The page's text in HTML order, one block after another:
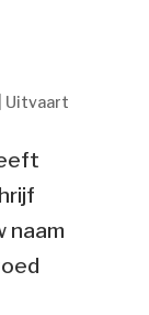
Uitvaart
naam